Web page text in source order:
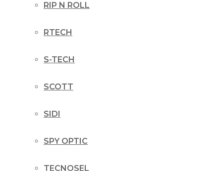
RIP N ROLL
RTECH
S-TECH
SCOTT
SIDI
SPY OPTIC
TECNOSEL